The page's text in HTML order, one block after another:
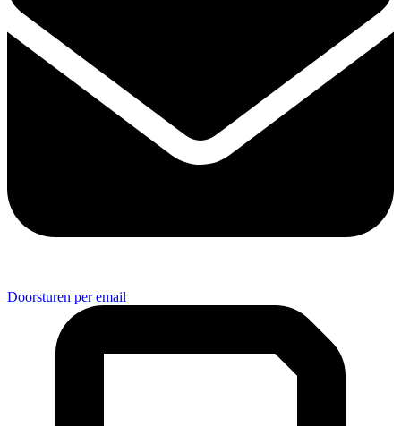
Doorsturen per email